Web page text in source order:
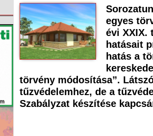
egyes
évi XXIX.
hatásait
hatás a
törvény módosítása”.
tűzvédelemhez, de a
Szabályzat készítése